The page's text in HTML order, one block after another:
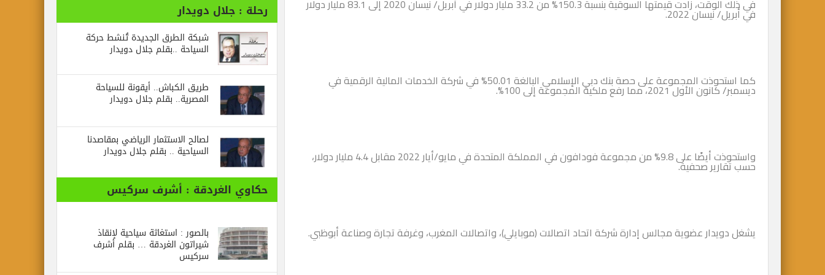
في ذلك الوقت، زادت قيمتها السوقية بنسبة 150.3% من 33.2 مليار دولار في أبريل/ نيسان 2020 إلى 83.1 مليار دولار
في أبريل/ نيسان 2022.
كما استحوذت المجموعة على حصة بنك دبي الإسلامي البالغة 50.01% في شركة الخدمات المالية الرقمية في
ديسمبر/ كانون الأول 2021، مما رفع ملكية المجموعة إلى 100%.
واستحوذت أيضًا على 9.8% من مجموعة فودافون في المملكة المتحدة في مايو/أيار 2022 مقابل 4.4 مليار دولار،
حسب تقارير صحفية.
يشغل دويدار عضوية مجالس إدارة شركة اتحاد اتصالات (موبايلي)، واتصالات المغرب، وغرفة تجارة وصناعة أبوظبي.
رحلة : جلال دويدار
شبكة الطرق الجديدة تُنشط حركة
السياحة ..بقلم جلال دويدار
طريق الكباش.. أيقونة للسياحة
المصرية.. بقلم جلال دويدار
لصالح الاستثمار الرياضي بمقاصدنا
السياحية .. بقلم جلال دويدار
حكاوي الغردقة : أشرف سركيس
بالصور : استغاثة سياحية لإنقاذ
شيراتون الغردقة … بقلم أشرف
سركيس